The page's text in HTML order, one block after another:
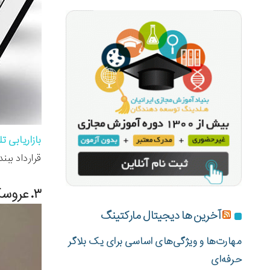
بازاریابی
قرارداد ببندند
۳. عروسک سازی:
آخرین ها دیجیتال مارکتینگ
مهارت‌ها و ویژگی‌های اساسی برای یک بلاگر
حرفه‌ای